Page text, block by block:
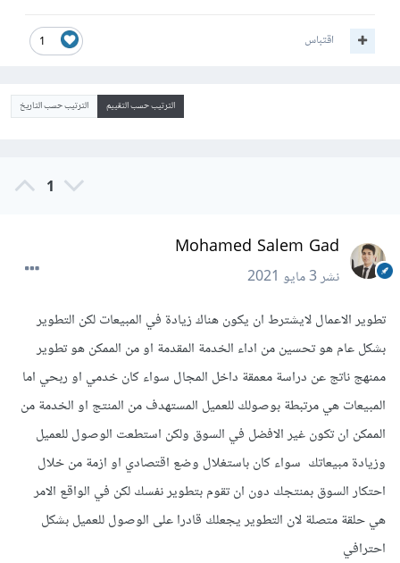
1 اقتباس
الترتيب حسب التقييم الترتيب حسب التاريخ
1
Mohamed Salem Gad
نشر3 مايو 2021
تطوير الاعمال لايشترط ان يكون هناك زيادة في المبيعات لكن التطوير
بشكل عام هو تحسين من اداء الخدمة المقدمة او من الممكن هو تطوير
ممنهج ناتج عن دراسة معمقة داخل المجال سواء كان خدمي او ربحي اما
المبيعات هي مرتبطة بوصولك للعميل المستهدف من المنتج او الخدمة من
الممكن ان تكون غير الافضل في السوق ولكن استطعت الوصول للعميل
وزيادة مبيعاتك سواء كان باستغلال وضع اقتصادي او ازمة من خلال
احتكار السوق بمنتجك دون ان تقوم بتطوير نفسك لكن في الواقع الامر
هي حلقة متصلة لان التطوير يجعلك قادرا على الوصول للعميل بشكل
احترافي